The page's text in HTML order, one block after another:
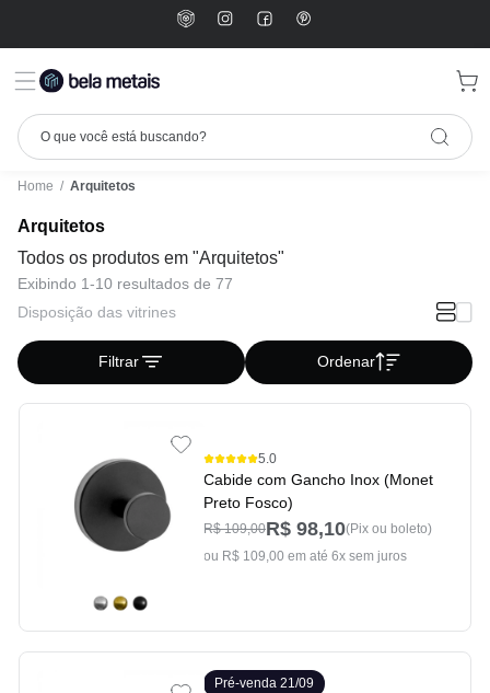
Home / Arquitetos
Arquitetos
Todos os produtos em "Arquitetos"
Exibindo 1-10 resultados de 77
Disposição das vitrines
Filtrar Ordenar
5.0
Cabide com Gancho Inox (Monet
Preto Fosco)
R$ 109,00R$ 98,10(Pix ou boleto)
ou R$ 109,00 em até 6x sem juros
Pré-venda 21/09